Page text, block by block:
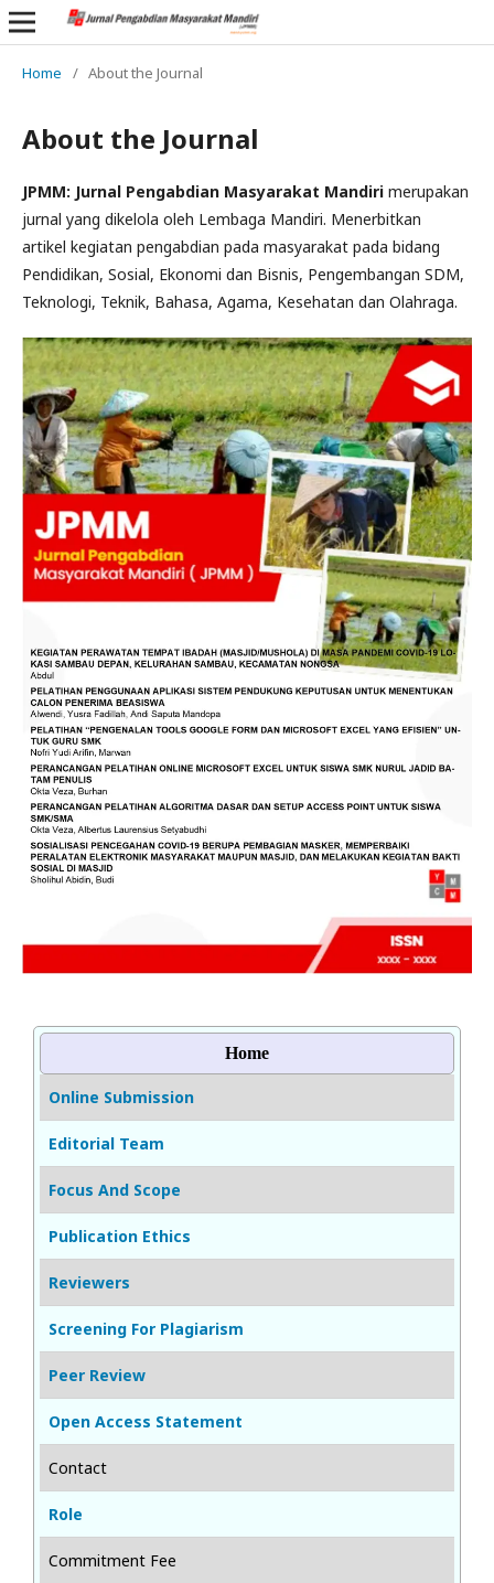
Home / About the Journal
About the Journal
JPMM: Jurnal Pengabdian Masyarakat Mandiri merupakan
jurnal yang dikelola oleh Lembaga Mandiri. Menerbitkan
artikel kegiatan pengabdian pada masyarakat pada bidang
Pendidikan, Sosial, Ekonomi dan Bisnis, Pengembangan SDM,
Teknologi, Teknik, Bahasa, Agama, Kesehatan dan Olahraga.
Home
Online Submission
Editorial Team
Focus And Scope
Publication Ethics
Reviewers
Screening For Plagiarism
Peer Review
Open Access Statement
Contact
Role
Commitment Fee